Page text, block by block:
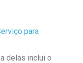
delas inclui o